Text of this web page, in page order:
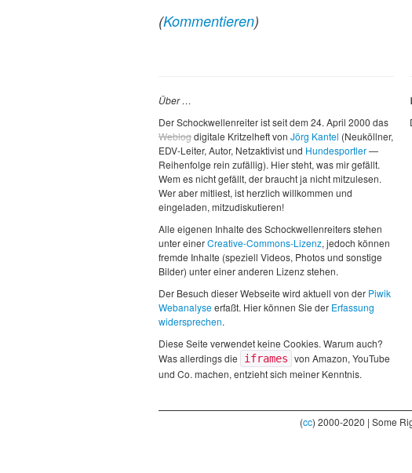
(Kommentieren)
Über …
Der Schockwellenreiter ist seit dem 24. April 2000 das
Weblogdigitale Kritzelheft von Jörg Kantel (Neuköllner,
EDV-Leiter, Autor, Netzaktivist und Hundesportler—
Reihenfolge rein zufällig). Hier steht, was mir gefällt.
Wem es nicht gefällt, der braucht ja nicht mitzulesen.
Wer aber mitliest, ist herzlich willkommen und
eingeladen, mitzudiskutieren!
Alle eigenen Inhalte des Schockwellenreiters stehen
unter einerCreative-Commons-Lizenz, jedoch können
fremde Inhalte (speziell Videos, Photos und sonstige
Bilder) unter einer anderen Lizenz stehen.
Der Besuch dieser Webseite wird aktuell von der Piwik
Webanalyseerfaßt. Hier können Sie der Erfassung
widersprechen.
Diese Seite verwendet keine Cookies. Warum auch?
Was allerdings die
iframes von Amazon, YouTube
und Co. machen, entzieht sich meiner Kenntnis.
(cc) 2000-2020 | Some